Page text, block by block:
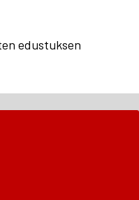
edustuksen